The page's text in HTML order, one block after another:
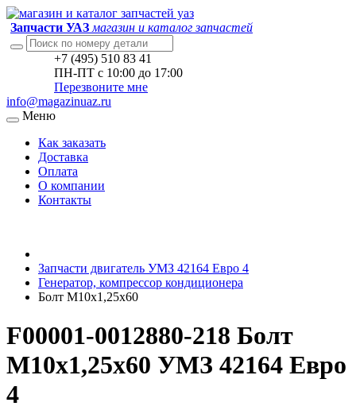
Запчасти УАЗ магазин и каталог запчастей
+7 (495) 510 83 41
ПН-ПТ с 10:00 до 17:00
Перезвоните мне
info@magazinuaz.ru
Меню
Как заказать
Доставка
Оплата
О компании
Контакты
Запчасти двигатель УМЗ 42164 Евро 4
Генератор, компрессор кондиционера
Болт М10х1,25х60
F00001-0012880-218 Болт
М10х1,25х60 УМЗ 42164 Евро
4